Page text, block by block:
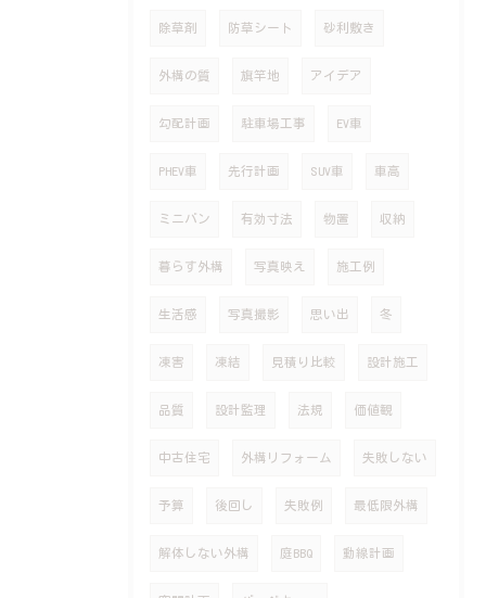
除草剤 防草シート 砂利敷き
外構の質 旗竿地 アイデア
勾配計画 駐車場工事 EV車
PHEV車 先行計画 SUV車 車高
ミニバン 有効寸法 物置 収納
暮らす外構 写真映え 施工例
生活感 写真撮影 思い出 冬
凍害 凍結 見積り比較 設計施工
品質 設計監理 法規 価値観
中古住宅 外構リフォーム 失敗しない
予算 後回し 失敗例 最低限外構
解体しない外構 庭BBQ 動線計画